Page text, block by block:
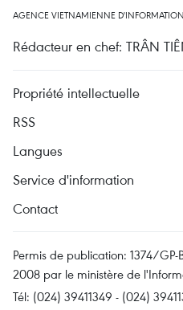
AGENCE VIETNAMIENNE
Rédacteur en chef: TRÂN
Propriété intellectuelle
RSS
Langues
Service d'information
Contact
Permis de publication: 1374/GP-
2008 par le ministère de
Tél: (024) 39411349 - (024)